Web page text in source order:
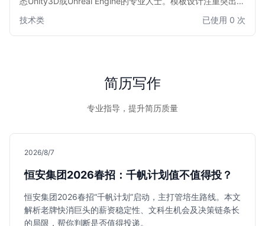
在帮助求职者快速吸引招聘官的注意，展现其在游戏开发领域
的核心竞争力。无论是资深开发者还是经验丰富的工程师，都
技术类 已使用 0 次
简历写作
专业指导，提升简历质量
2026/8/7
恒安集团2026春招：千帆计划值不值得投？
恒安集团2026春招“千帆计划”启动，主打管培生路线。本文
解析老牌快消巨头的薪资稳定性、文科生机会及决策链条长
的局限，帮你判断是否值得投递。